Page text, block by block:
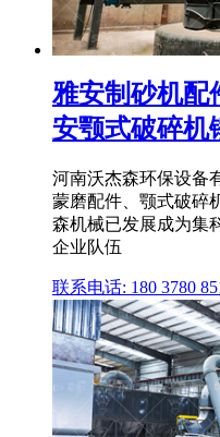
雅安制砂机配
安颚式破碎机
河南沃杰森环保设备
蒙磨配件、颚式破碎
森机械已发展成为集
企业队伍
联系电话: 180 3780